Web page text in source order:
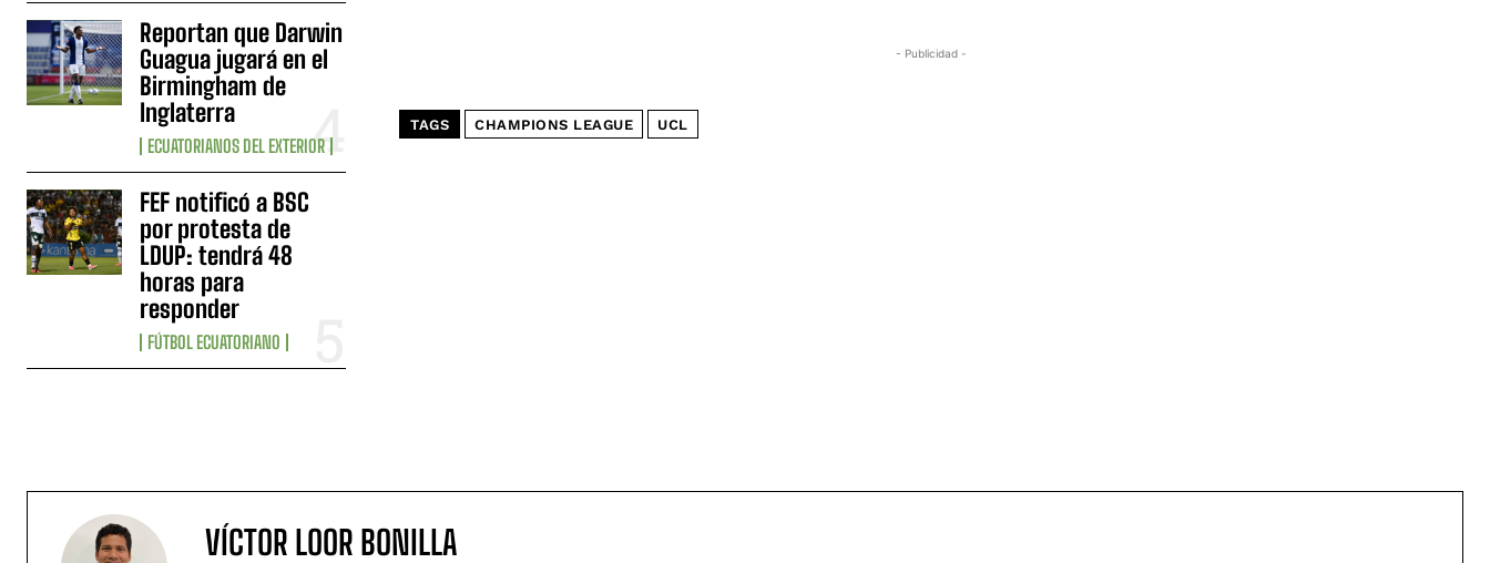
Reportan que Darwin
Guagua jugará en el
Birmingham de
Inglaterra
ECUATORIANOS DEL EXTERIOR
FEF notificó a BSC
por protesta de
LDUP: tendrá 48
horas para
responder
FÚTBOL ECUATORIANO
- Publicidad -
TAGS CHAMPIONS LEAGUE UCL
VÍCTOR LOOR BONILLA